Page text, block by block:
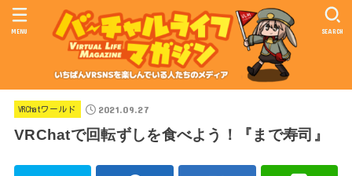
SEARCH
MENU
VRChatワールド 2021.09.27
VRChatで回転ずしを食べよう！『まで寿司』